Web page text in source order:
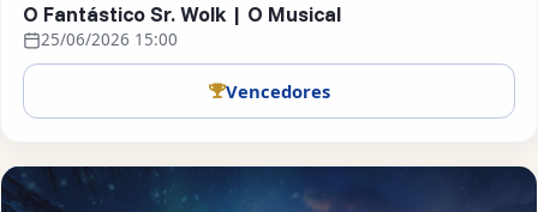
O Fantástico Sr. Wolk | O Musical
25/06/2026 15:00
Vencedores